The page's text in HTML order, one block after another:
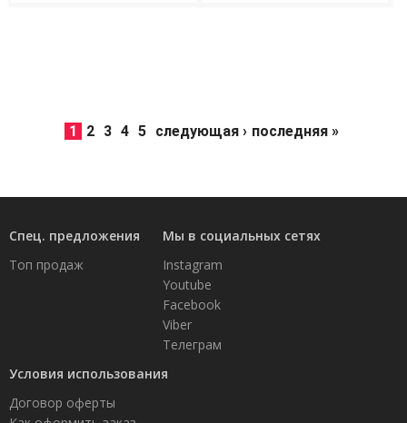
1 2 3 4 5 следующая › последняя »
Спец. предложения
Топ продаж
Мы в социальных сетях
Instagram
Youtube
Facebook
Viber
Телеграм
Условия использования
Договор оферты